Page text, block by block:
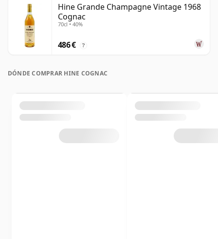
Hine Grande Champagne Vintage 1968
Cognac
70cl • 40%
486 € ?
DÓNDE COMPRAR HINE COGNAC